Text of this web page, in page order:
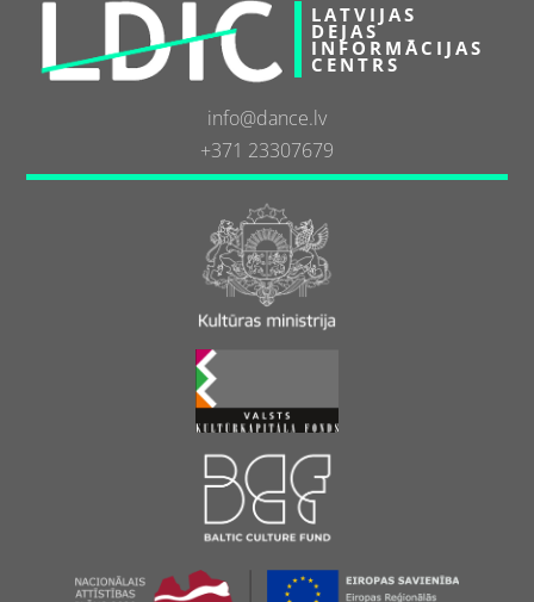
LATVIJAS
DEJAS
INFORMĀCIJAS
CENTRS
info@dance.lv
+371 23307679